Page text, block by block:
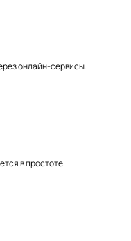
онлайн-сервисы.
в простоте